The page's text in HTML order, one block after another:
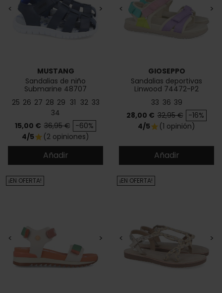
< >
MUSTANG
Sandalias de niño
Submarine 48707
25 26 27 28 29 31 32 33
34
Precio
15,00 € Precio base
36,95 € -60%
4/5star (2 opiniones)
Añadir
< >
GIOSEPPO
Sandalias deportivas
Linwood 74472-P2
33 36 39
Precio
28,00 € Precio base
32,95 € -16%
4/5star (1 opinión)
Añadir
< >
¡EN OFERTA!
< >
¡EN OFERTA!